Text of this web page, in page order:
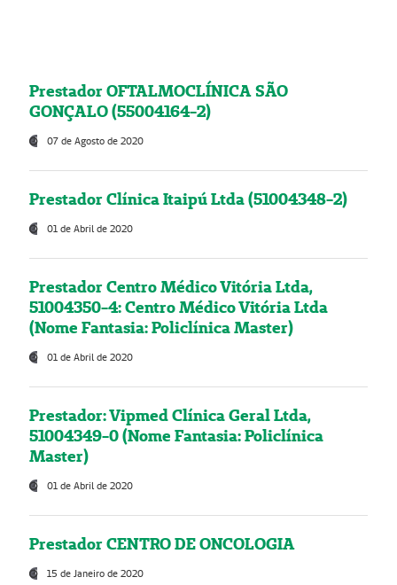
Prestador OFTALMOCLÍNICA SÃO
GONÇALO (55004164-2)
07 de Agosto de 2020
Prestador Clínica Itaipú Ltda (51004348-2)
01 de Abril de 2020
Prestador Centro Médico Vitória Ltda,
51004350-4: Centro Médico Vitória Ltda
(Nome Fantasia: Policlínica Master)
01 de Abril de 2020
Prestador: Vipmed Clínica Geral Ltda,
51004349-0 (Nome Fantasia: Policlínica
Master)
01 de Abril de 2020
Prestador CENTRO DE ONCOLOGIA
15 de Janeiro de 2020